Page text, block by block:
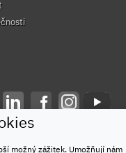
možný zážitek. Umožňují nám
Ochrana osobních údajů